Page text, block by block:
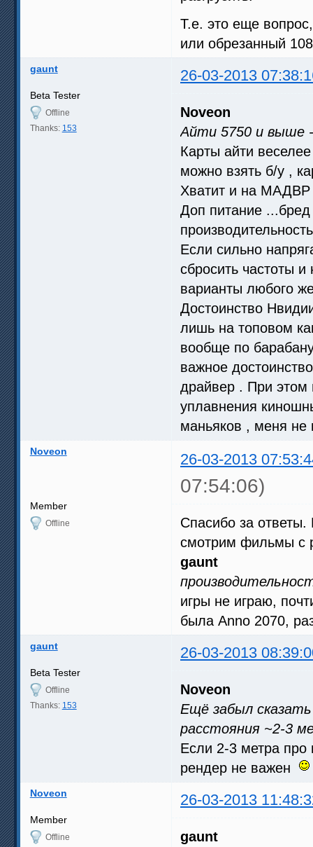
Т.е. это еще
или обрезанный
gaunt 26-03-2013
Beta Tester
Offline
Thanks: 153
Noveon
Айти 5750 и выше
Карты айти
можно взять б/у ,
Хватит и на
Доп питание
Если сильно
сбросить частоты
варианты любого
Достоинство
лишь на топовом
вообще по
важное
драйвер . При этом
уплавнения
маньяков , меня не
Noveon 26-03-2013
07:54:06)
Member
Offline
Спасибо за
смотрим фильмы с
gaunt
игры не играю,
была Anno 2070,
gaunt 26-03-2013
Beta Tester
Offline
Thanks: 153
Noveon
Ещё забыл
расстояния ~2-3
Если 2-3 метра
рендер не важен
Noveon 26-03-2013
Member
Offline
gaunt